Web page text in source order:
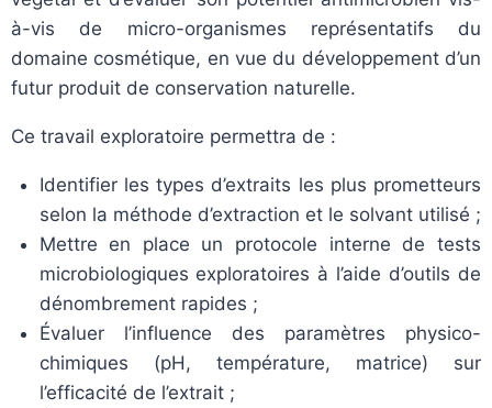
à-vis de micro-organismes représentatifs du
domaine cosmétique, en vue du développement d’un
futur produit de conservation naturelle.
Ce travail exploratoire permettra de :
Identifier les types d’extraits les plus prometteurs
selon la méthode d’extraction et le solvant utilisé ;
Mettre en place un protocole interne de tests
microbiologiques exploratoires à l’aide d’outils de
dénombrement rapides ;
Évaluer l’influence des paramètres physico-
chimiques (pH, température, matrice) sur
l’efficacité de l’extrait ;